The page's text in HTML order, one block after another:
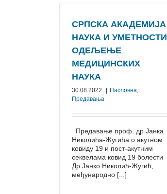
СРПСКА АКАДЕМИЈА
НАУКА И УМЕТНОСТИ
ОДЕЉЕЊЕ
МЕДИЦИНСКИХ
НАУКА
30.08.2022. Насловна,
Предавања
Предавање проф. др Јанка
Николићa-Жугића o aкутнoм
ковиду 19 и пост-акутним
секвелaма ковид 19 болести
Др Јанко Николић-Жугић,
међународно [...]